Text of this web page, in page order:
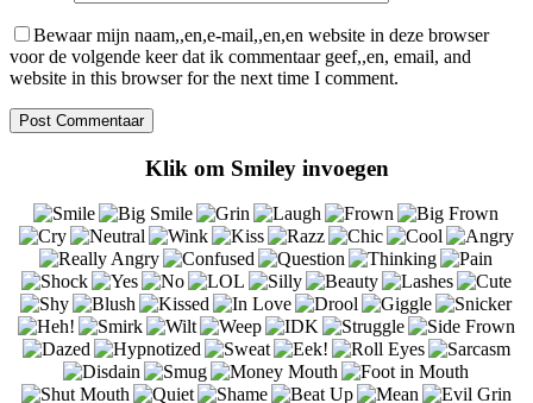
Bewaar mijn naam,,en,e-mail,,en,en website in deze browser
voor de volgende keer dat ik commentaar geef,,en, email, and
website in this browser for the next time I comment.
Klik om Smiley invoegen